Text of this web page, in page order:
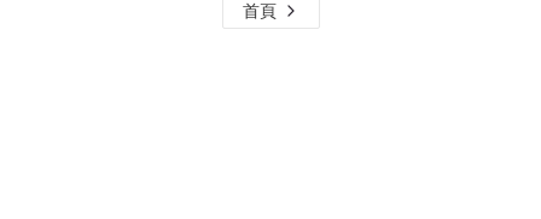
首頁